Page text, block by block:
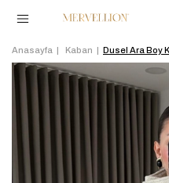
Anasayfa Kaban Dusel Ara Boy